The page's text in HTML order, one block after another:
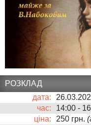
РОЗКЛАД
дата:
час:
14:00 -
ціна:
250 грн.